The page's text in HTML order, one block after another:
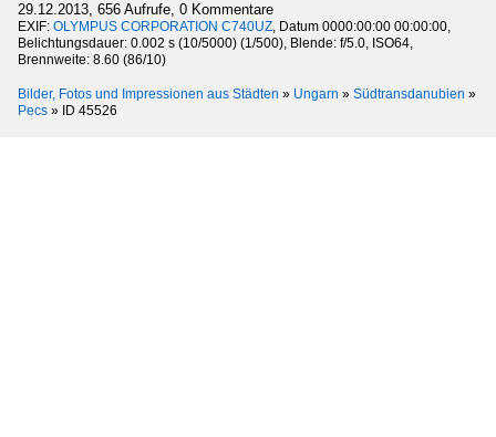
29.12.2013, 656 Aufrufe, 0 Kommentare
EXIF: OLYMPUS CORPORATION C740UZ, Datum 0000:00:00 00:00:00,
Belichtungsdauer: 0.002 s (10/5000) (1/500), Blende: f/5.0, ISO64,
Brennweite: 8.60 (86/10)
Bilder, Fotos und Impressionen aus Städten » Ungarn » Südtransdanubien »
Pecs » ID 45526